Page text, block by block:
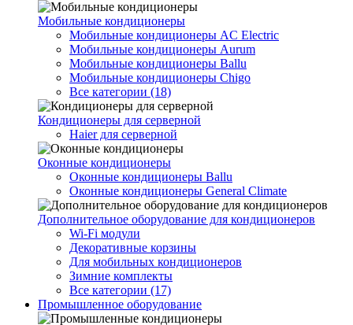
Мобильные кондиционеры
Мобильные кондиционеры AC Electric
Мобильные кондиционеры Aurum
Мобильные кондиционеры Ballu
Мобильные кондиционеры Chigo
Все категории (18)
Кондиционеры для серверной
Haier для серверной
Оконные кондиционеры
Оконные кондиционеры Ballu
Оконные кондиционеры General Climate
Дополнительное оборудование для кондиционеров
Wi-Fi модули
Декоративные корзины
Для мобильных кондиционеров
Зимние комплекты
Все категории (17)
Промышленное оборудование